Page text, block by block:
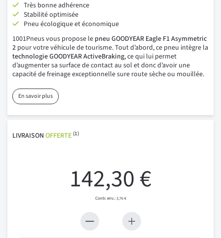
Très bonne adhérence
Stabilité optimisée
Pneu écologique et économique
1001Pneus vous propose le pneu GOODYEAR Eagle F1 Asymmetric
2 pour votre véhicule de tourisme. Tout d’abord, ce pneu intègre la
technologie GOODYEAR ActiveBraking, ce qui lui permet
d’augmenter sa surface de contact au sol et donc d’avoir une
capacité de freinage exceptionnelle sure route sèche ou mouillée.
En savoir plus
LIVRAISON OFFERTE (1)
142,30 €
3,76 €